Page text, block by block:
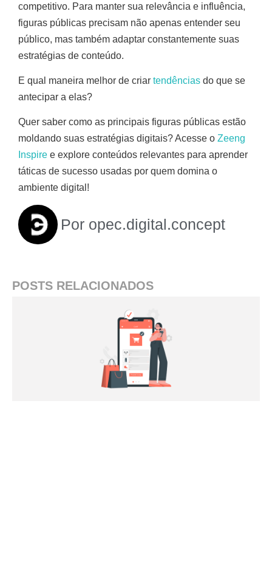
competitivo. Para manter sua relevância e influência,
figuras públicas precisam não apenas entender seu
público, mas também adaptar constantemente suas
estratégias de conteúdo.
E qual maneira melhor de criar tendências do que se
antecipar a elas?
Quer saber como as principais figuras públicas estão
moldando suas estratégias digitais? Acesse o Zeeng
Inspire e explore conteúdos relevantes para aprender
táticas de sucesso usadas por quem domina o
ambiente digital!
Por opec.digital.concept
POSTS RELACIONADOS